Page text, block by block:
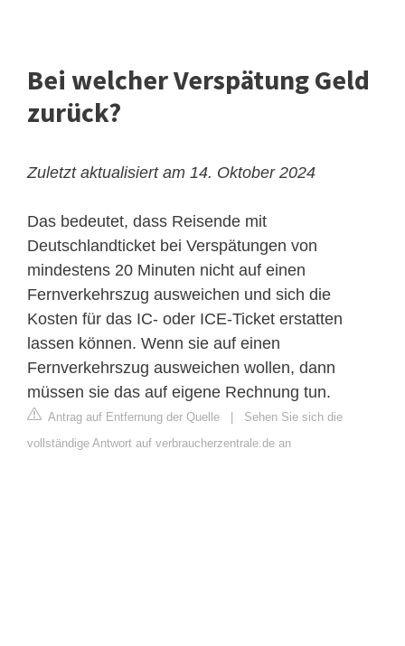
Bei welcher Verspätung Geld
zurück?
Zuletzt aktualisiert am 14. Oktober 2024
Das bedeutet, dass Reisende mit
Deutschlandticket bei Verspätungen von
mindestens 20 Minuten nicht auf einen
Fernverkehrszug ausweichen und sich die
Kosten für das IC- oder ICE-Ticket erstatten
lassen können. Wenn sie auf einen
Fernverkehrszug ausweichen wollen, dann
müssen sie das auf eigene Rechnung tun.
Antrag auf Entfernung der Quelle
Sehen Sie sich die
vollständige Antwort auf verbraucherzentrale.de an